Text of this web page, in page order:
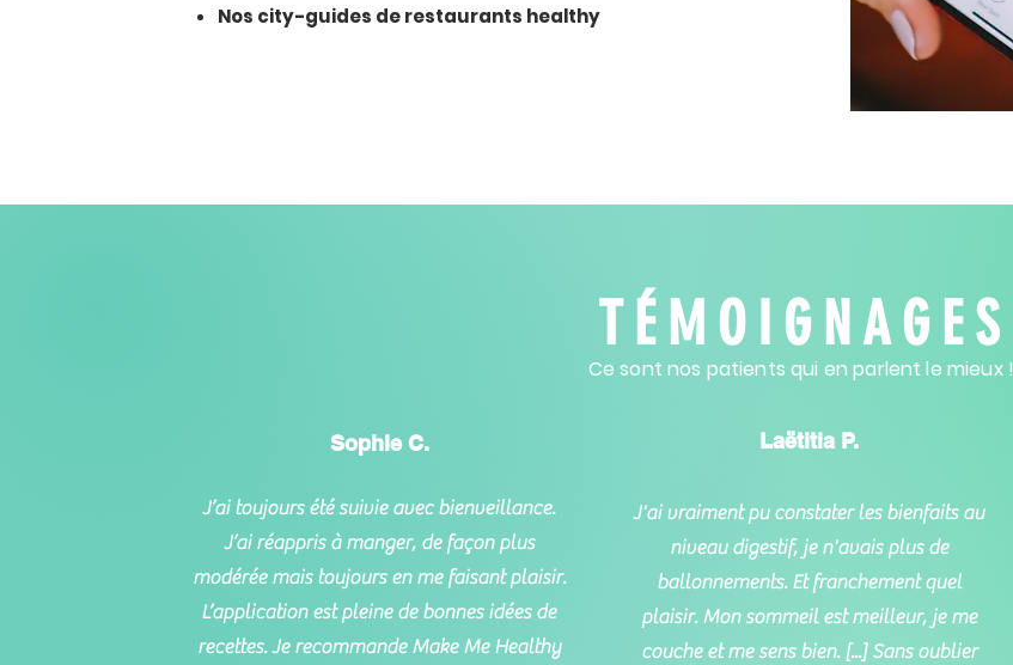
Nos city-guides de restaurants healthy
TÉMOIGNAGES
Ce sont nos patients qui en parlent le mieux !
Sophie C.
J’ai toujours été suivie avec bienveillance.
J’ai réappris à manger, de façon plus
modérée mais toujours en me faisant plaisir.
L’application est pleine de bonnes idées de
recettes. Je recommande Make Me Healthy
LaëtitiaP.
J'ai vraiment pu constater les bienfaits au
niveau digestif, je n'avais plus de
ballonnements. Et franchement quel
plaisir. Mon sommeil est meilleur, je me
couche et me sens bien. [...] Sans oublier